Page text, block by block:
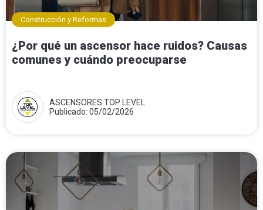
Construcción y Reformas
¿Por qué un ascensor hace ruidos? Causas
comunes y cuándo preocuparse
ASCENSORES TOP LEVEL
Publicado: 05/02/2026